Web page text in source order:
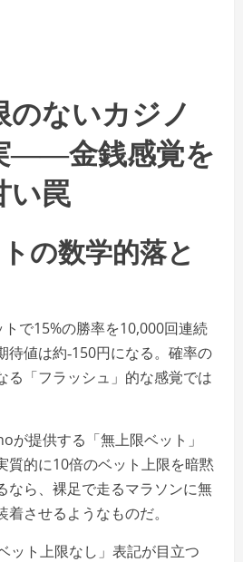
ないカジノ
――金銭感覚を
い罠
の数学的落と
で15%の勝率を10,000回連続
待値は約‑150円になる。確率の
る「フラッシュ」的な感覚では
が提供する「無上限ベット」
質的に10倍のベット上限を暗黙
なら、裸足で走るマラソンに無
させるようなものだ。
ット上限なし」表記が目立つ